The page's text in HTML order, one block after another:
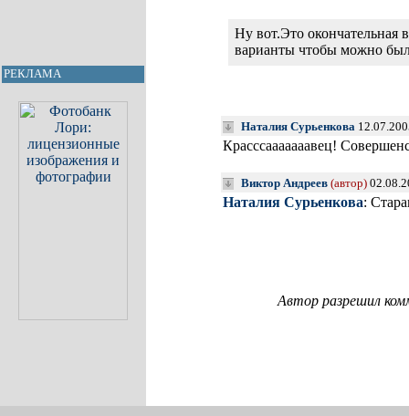
РЕКЛАМА
Ну вот.Это
варианты чтобы можно
Наталия Сурьенкова
Красссааааааавец!
Виктор Андреев (автор)
Наталия Сурьенкова:
Автор разрешил